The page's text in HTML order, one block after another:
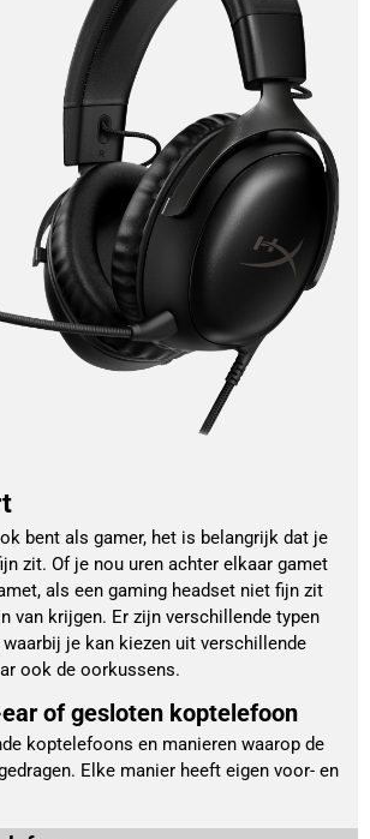
bent als gamer, het is belangrijk dat je
zit. Of je nou uren achter elkaar gamet
als een gaming headset niet fijn zit
van krijgen. Er zijn verschillende typen
je kan kiezen uit verschillende
ook de oorkussens.
of gesloten koptelefoon
koptelefoons en manieren waarop de
Elke manier heeft eigen voor- en